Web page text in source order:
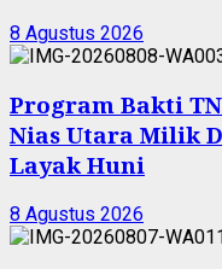
8 Agustus 2026
Program Bakti
Nias Utara Milik
Layak Huni
8 Agustus 2026